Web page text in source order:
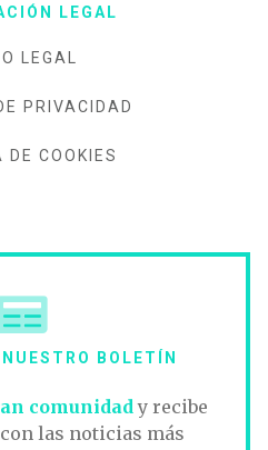
LEGAL
LEGAL
PRIVACIDAD
DE COOKIES
BOLETÍN
comunidady recibe
las noticias más